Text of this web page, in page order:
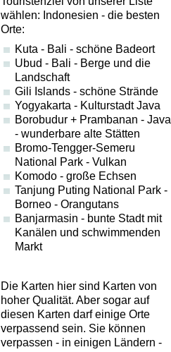
wählen: Indonesien - die besten
Orte:
Kuta - Bali - schöne Badeort
Ubud - Bali - Berge und die
Landschaft
Gili Islands - schöne Strände
Yogyakarta - Kulturstadt Java
Borobudur + Prambanan - Java
- wunderbare alte Stätten
Bromo-Tengger-Semeru
National Park - Vulkan
Komodo - große Echsen
Tanjung Puting National Park -
Borneo - Orangutans
Banjarmasin - bunte Stadt mit
Kanälen und schwimmenden
Markt
Die Karten hier sind Karten von
hoher Qualität. Aber sogar auf
diesen Karten darf einige Orte
verpassend sein. Sie können
verpassen - in einigen Ländern -